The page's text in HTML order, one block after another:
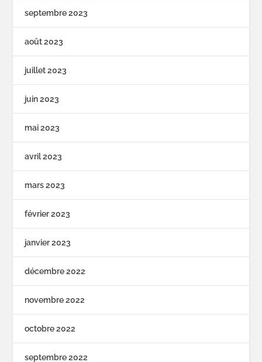
septembre 2023
août 2023
juillet 2023
juin 2023
mai 2023
avril 2023
mars 2023
février 2023
janvier 2023
décembre 2022
novembre 2022
octobre 2022
septembre 2022